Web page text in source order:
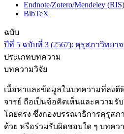
Endnote/Zotero/Mendeley (RIS)
BibTeX
ฉบับ
ปีที่ 5 ฉบับที่ 3 (2567): คุรุสภาวิทยาจ
ประเภทบทความ
บทความวิจัย
เนื้อหาและข้อมูลในบทความที่ลงตี
จารย์ ถือเป็นข้อคิดเห็นและความรั
โดยตรง ซึ่งกองบรรณาธิการคุรุสภ
ด้วย หรือร่วมรับผิดชอบใด ๆ บทคว